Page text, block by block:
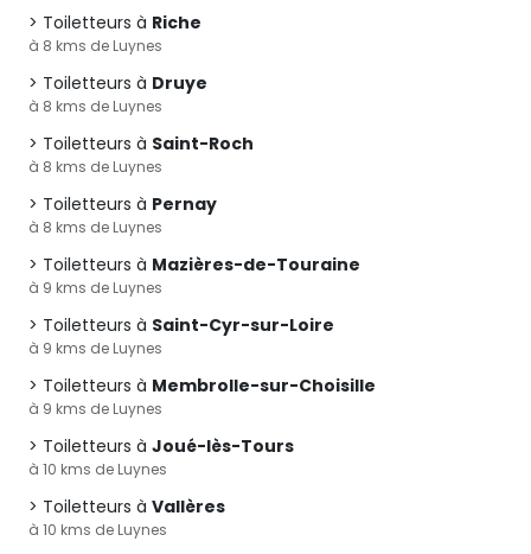
Toiletteurs à Riche
à 8 kms de Luynes
Toiletteurs à Druye
à 8 kms de Luynes
Toiletteurs à Saint-Roch
à 8 kms de Luynes
Toiletteurs à Pernay
à 8 kms de Luynes
Toiletteurs à Mazières-de-Touraine
à 9 kms de Luynes
Toiletteurs à Saint-Cyr-sur-Loire
à 9 kms de Luynes
Toiletteurs à Membrolle-sur-Choisille
à 9 kms de Luynes
Toiletteurs à Joué-lès-Tours
à 10 kms de Luynes
Toiletteurs à Vallères
à 10 kms de Luynes